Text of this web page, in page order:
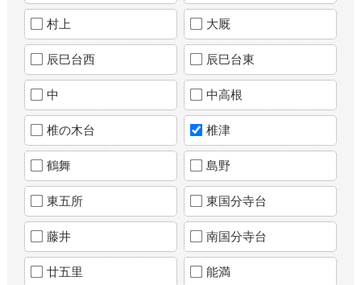
村上 大厩
辰巳台西 辰巳台東
中 中高根
椎の木台 椎津
鶴舞 島野
東五所 東国分寺台
藤井 南国分寺台
廿五里 能満